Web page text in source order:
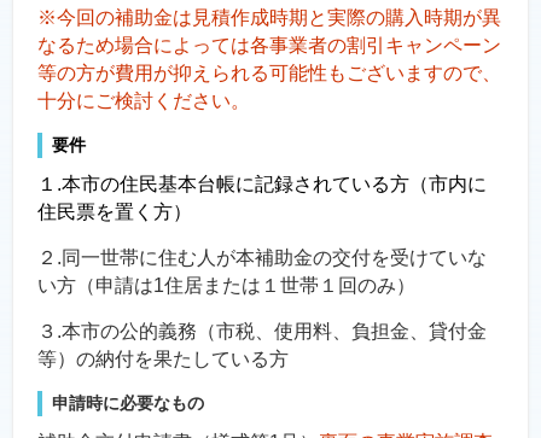
※今回の補助金は見積作成時期と実際の購入時期が異
なるため場合によっては各事業者の割引キャンペーン
等の方が費用が抑えられる可能性もございますので、
十分にご検討ください。
要件
１.本市の住民基本台帳に記録されている方（市内に
住民票を置く方）
２.同一世帯に住む人が本補助金の交付を受けていな
い方（申請は1住居または１世帯１回のみ）
３.本市の公的義務（市税、使用料、負担金、貸付金
等）の納付を果たしている方
申請時に必要なもの